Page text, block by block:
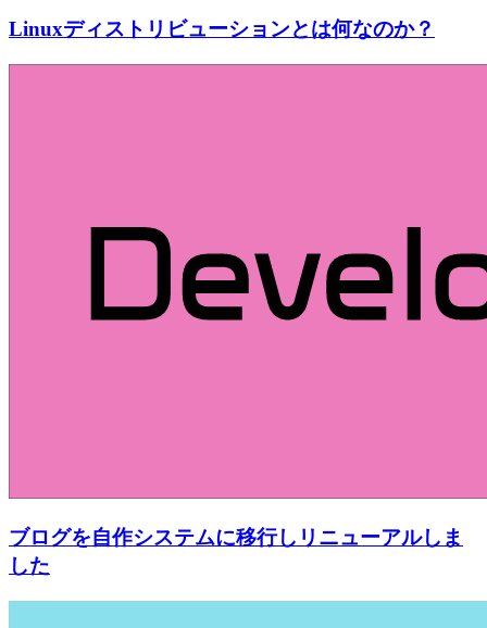
Linuxディストリビューションとは何なのか？
ブログを自作システムに移行しリニューアルしま
した